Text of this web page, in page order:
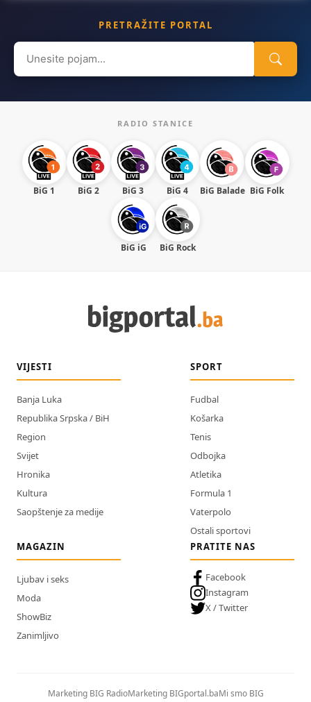
PRETRAŽITE PORTAL
Search
for:
RADIO STANICE
BiG 1 BiG 2 BiG 3 BiG 4 BiG Balade BiG Folk
BiG iG BiG Rock
VIJESTI
Banja Luka
Republika Srpska / BiH
Region
Svijet
Hronika
Kultura
Saopštenje za medije
SPORT
Fudbal
Košarka
Tenis
Odbojka
Atletika
Formula 1
Vaterpolo
Ostali sportovi
MAGAZIN
Ljubav i seks
Moda
ShowBiz
Zanimljivo
PRATITE NAS
Facebook
Instagram
X / Twitter
Marketing BIG RadioMarketing BIGportal.baMi smo BIG